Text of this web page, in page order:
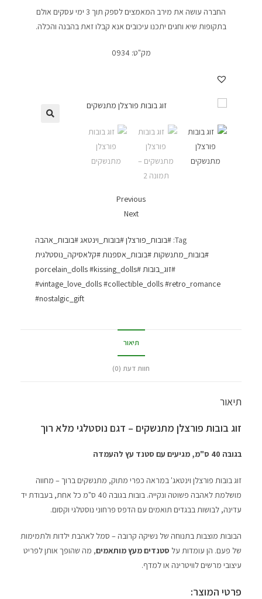
החברה עושה את מירב המאמצים לספק תוך 3 ימי עסקים אולם
בתקופות שיא וחגים יתכנו עיכובים אנא קבלו זאת בהבנה והכלה.
מק"ט: 0934
Previous
Next
Tag: #בובות_פורצלן #בובות_וינטאג #בובות_אהבה
#בובות_מתנשקות #בובות_אספנות #קלאסיקה_נוסטלגית
#זוג_בובות #porcelain_dolls #kissing_dolls
#vintage_love_dolls #collectible_dolls #retro_romance
#nostalgic_gift
תיאור
חוות דעת (0)
תיאור
זוג בובות פורצלן מתנשקים – דגם נוסטלגי מלא רוך
בגובה 40 ס"מ, מגיעים עם סטנד עץ להעמדה
זוג בובות פורצלן וינטאג' במראה כפרי מתוק, מתנשקים ברוך – מחווה
מושלמת לאהבה פשוטה ונקייה. בובות בגובה 40 ס"מ כל אחת, בעבודת יד
עדינה, לבושות בבגדים תואמים עם הדפס פרחוני נוסטלגי וקסום.
הבובות מוצבות בתנוחה של נשיקה קרובה – סמל לאהבת ילדות ולתמימות
של פעם. הן עומדות על סטנדים מעץ מותאמים, מה שהופך אותן לפריט
עיצובי מרשים לוויטרינה או למדף.
פרטי המוצר: